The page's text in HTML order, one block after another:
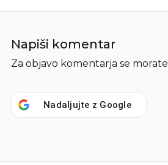
Napiši komentar
Za objavo komentarja se morate
Nadaljujte z Google